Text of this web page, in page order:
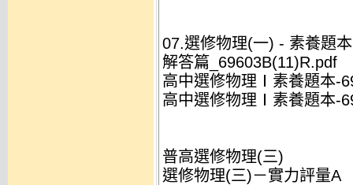
07.選修物理(一) - 素養題
解答篇_69603B(11)R.pdf
高中選修物理Ⅰ素養題本-
高中選修物理Ⅰ素養題本-
普高選修物理(三)
選修物理(三)－實力評量A